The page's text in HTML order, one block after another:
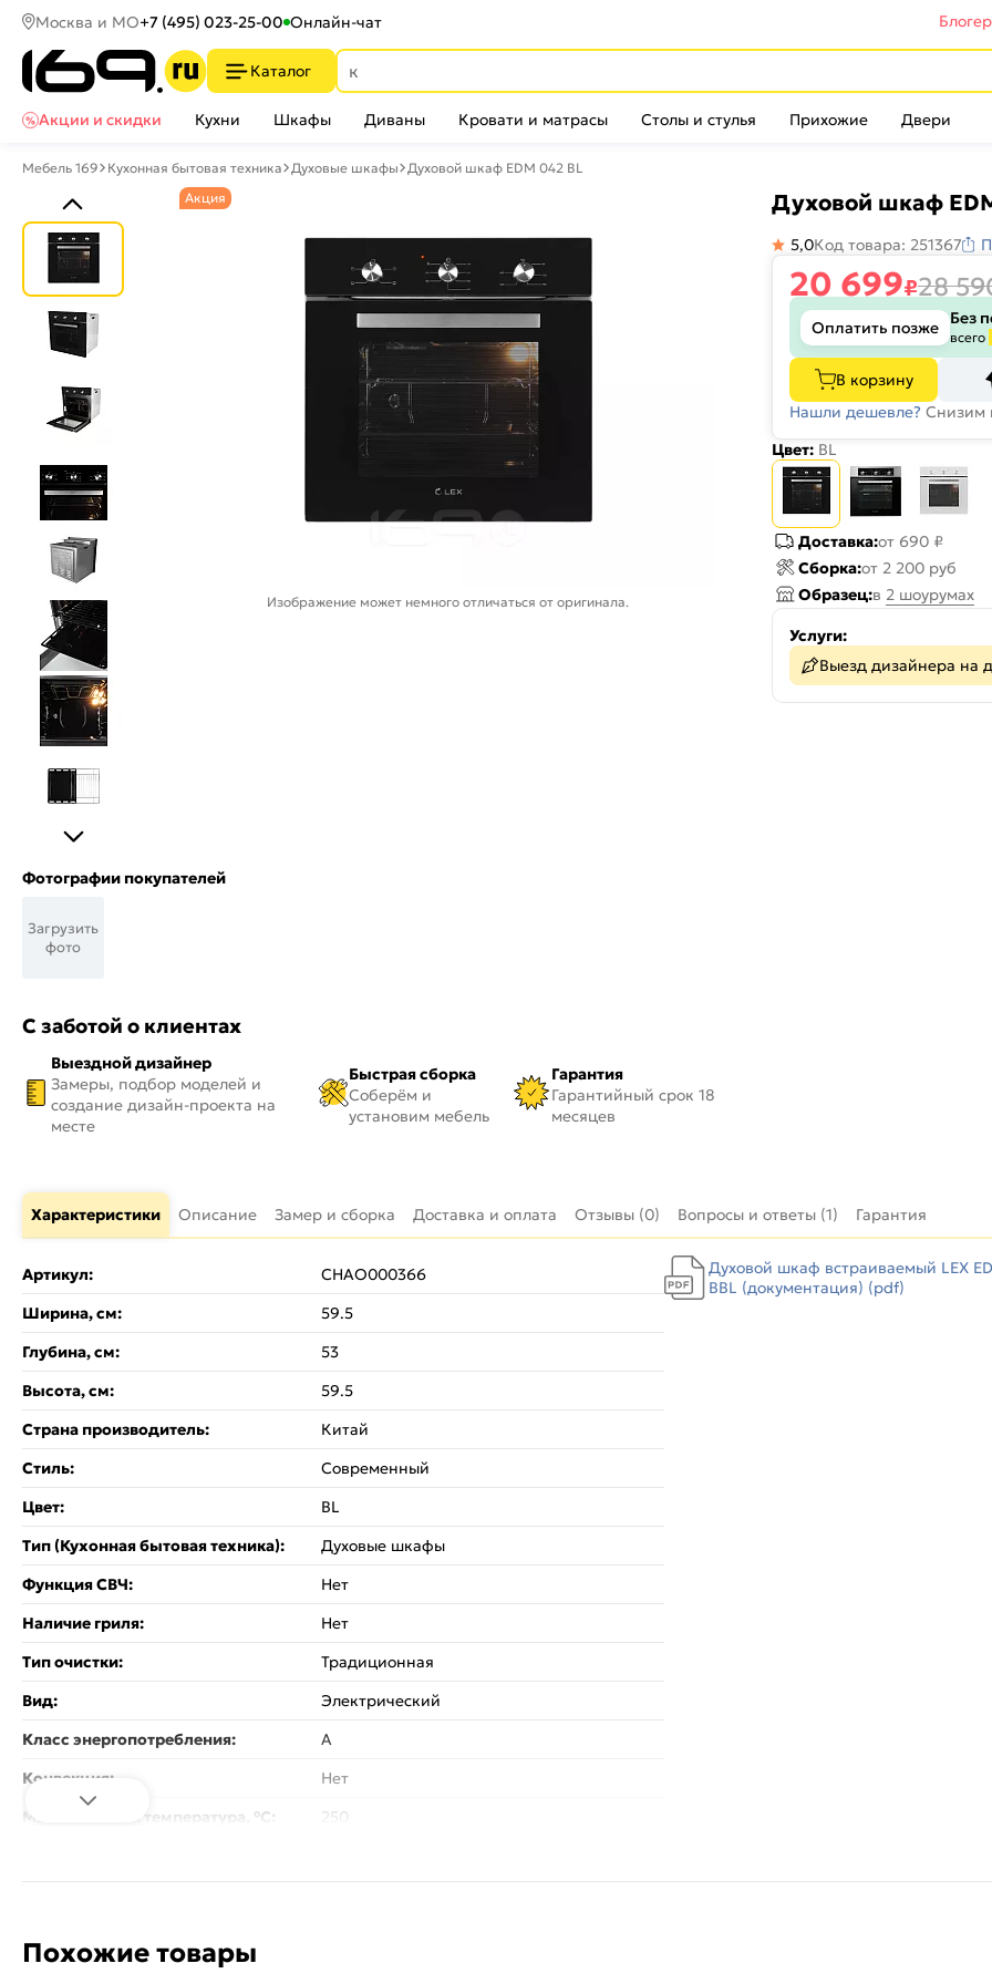
Москва и МО+7 (495) 023-25-00 Онлайн-чат
Каталог
Акции и скидки Кухни Шкафы Диваны Кровати и матрасы Столы и стулья Прихожие Двери
Мебель 169 Кухонная бытовая техника Духовые шкафы Духовой шкаф EDM 042 BL
Акция
Изображение может немного отличаться от оригинала.
Фотографии покупателей
Загрузить
фото
С заботой о клиентах
Выездной дизайнер
Замеры, подбор моделей и
создание дизайн-проекта на
месте
Быстрая сборка
Соберём и
установим мебель
Гарантия
Гарантийный срок 18
месяцев
Духовой шкаф
5,0Код товара: 251367
20 699₽28
Оплатить позже Без
всего
В корзину
Нашли дешевле? Снизим
Цвет: BL
Доставка:от 690 ₽
Сборка:от 2 200 руб
Образец:в 2 шоурумах
Услуги:
Выезд дизайнера на
Характеристики Описание Замер и сборка Доставка и оплата Отзывы (0) Вопросы и ответы (1) Гарантия
Артикул:
CHAO000366
Ширина, см:
59.5
Глубина, см:
53
Высота, см:
59.5
Страна производитель:
Китай
Стиль:
Современный
Цвет:
BL
Тип (Кухонная бытовая техника):
Духовые шкафы
Функция СВЧ:
Нет
Наличие гриля:
Нет
Тип очистки:
Традиционная
Вид:
Электрический
Класс энергопотребления:
A
Конвекция:
Нет
Максимальная температура, °С:
250
Духовой шкаф встраиваемый LEX
BBL (документация) (pdf)
Похожие товары